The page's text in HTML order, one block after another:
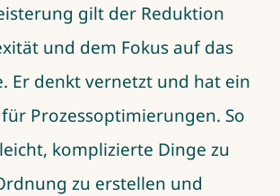
gilt der Reduktion
und dem Fokus auf das
Er denkt vernetzt und hat ein
Prozessoptimierungen. So
komplizierte Dinge zu
zu erstellen und